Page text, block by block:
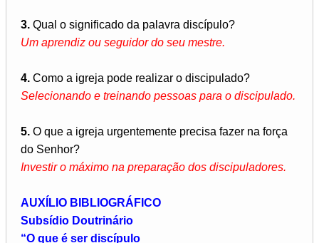
3. Qual o significado da palavra discípulo?
Um aprendiz ou seguidor do seu mestre.
4. Como a igreja pode realizar o discipulado?
Selecionando e treinando pessoas para o discipulado.
5. O que a igreja urgentemente precisa fazer na força
do Senhor?
Investir o máximo na preparação dos discipuladores.
AUXÍLIO BIBLIOGRÁFICO
Subsídio Doutrinário
“O que é ser discípulo